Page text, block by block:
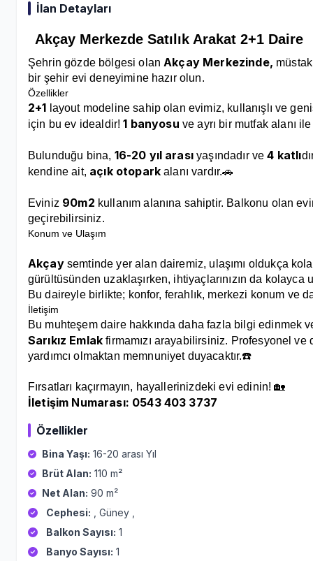
İlan Detayları
Akçay Merkezde Satılık Arakat 2+1 Daire
Şehrin gözde bölgesi olan Akçay Merkezinde,
bir şehir evi deneyimine hazır olun.
Özellikler
2+1 layout modeline sahip olan evimiz, kullanışlı ve
için bu ev idealdir!1 banyosu ve ayrı bir mutfak alanı
Bulunduğu bina, 16-20 yıl arasıyaşındadır ve4 katlı
kendine ait, açık otopark alanı vardır.🚗
Eviniz 90m2 kullanım alanına sahiptir. Balkonu olan
geçirebilirsiniz.
Konum ve Ulaşım
Akçaysemtinde yer alan dairemiz, ulaşımı oldukça
gürültüsünden uzaklaşırken, ihtiyaçlarınızın da kolayca
Bu daireyle birlikte; konfor, ferahlık, merkezi konum ve
İletişim
Bu muhteşem daire hakkında daha fazla bilgi edinmek
Sarıkız Emlak firmamızı arayabilirsiniz. Profesyonel
yardımcı olmaktan memnuniyet duyacaktır.☎️
Fırsatları kaçırmayın, hayallerinizdeki evi edinin! 🏡
İletişim Numarası: 0543 403 3737
Özellikler
Bina Yaşı: 16-20 arası Yıl
Brüt Alan: 110 m²
Net Alan: 90 m²
Cephesi: , Güney ,
Balkon Sayısı: 1
Banyo Sayısı: 1